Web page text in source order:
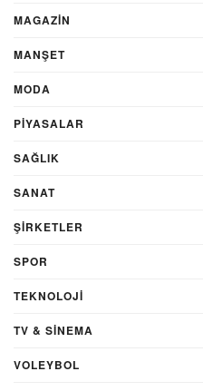
MAGAZİN
MANŞET
MODA
PİYASALAR
SAĞLIK
SANAT
ŞIRKETLER
SPOR
TEKNOLOJİ
TV & SINEMA
VOLEYBOL